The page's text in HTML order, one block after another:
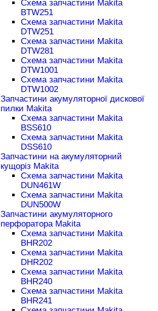
Схема запчастини Makita
BTW251
Схема запчастини Makita
DTW251
Схема запчастини Makita
DTW281
Схема запчастини Makita
DTW1001
Схема запчастини Makita
DTW1002
Запчастини акумуляторної дискової
пилки Makita
Схема запчастини Makita
BSS610
Схема запчастини Makita
DSS610
Запчастини на акумуляторний
кущоріз Makita
Схема запчастини Makita
DUN461W
Схема запчастини Makita
DUN500W
Запчастини акумуляторного
перфоратора Makita
Схема запчастини Makita
BHR202
Схема запчастини Makita
DHR202
Схема запчастини Makita
BHR240
Схема запчастини Makita
BHR241